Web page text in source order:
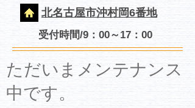
北名古屋市沖村岡6番地
受付時間/9：00～17：00
​ただいまメンテナンス
中です。